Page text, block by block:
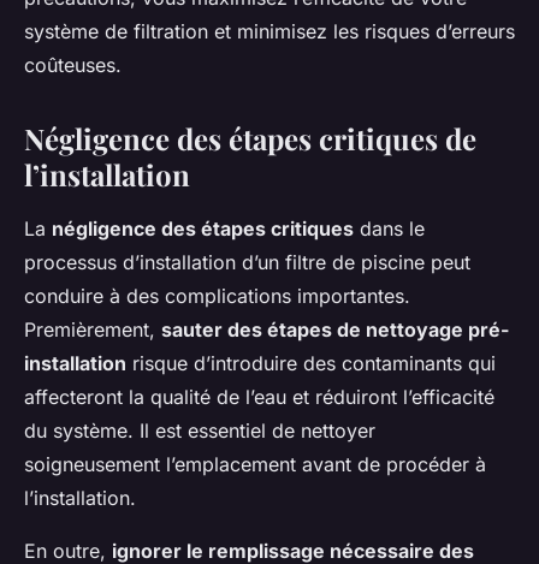
système de filtration et minimisez les risques d’erreurs
coûteuses.
Négligence des étapes critiques de
l’installation
La négligence des étapes critiques dans le
processus d’installation d’un filtre de piscine peut
conduire à des complications importantes.
Premièrement, sauter des étapes de nettoyage pré-
installation risque d’introduire des contaminants qui
affecteront la qualité de l’eau et réduiront l’efficacité
du système. Il est essentiel de nettoyer
soigneusement l’emplacement avant de procéder à
l’installation.
En outre, ignorer le remplissage nécessaire des